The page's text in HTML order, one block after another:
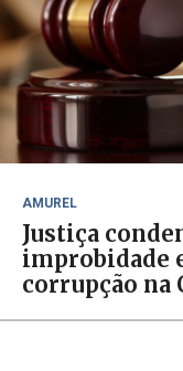
AMUREL
Justiça
improbidade
corrupção na